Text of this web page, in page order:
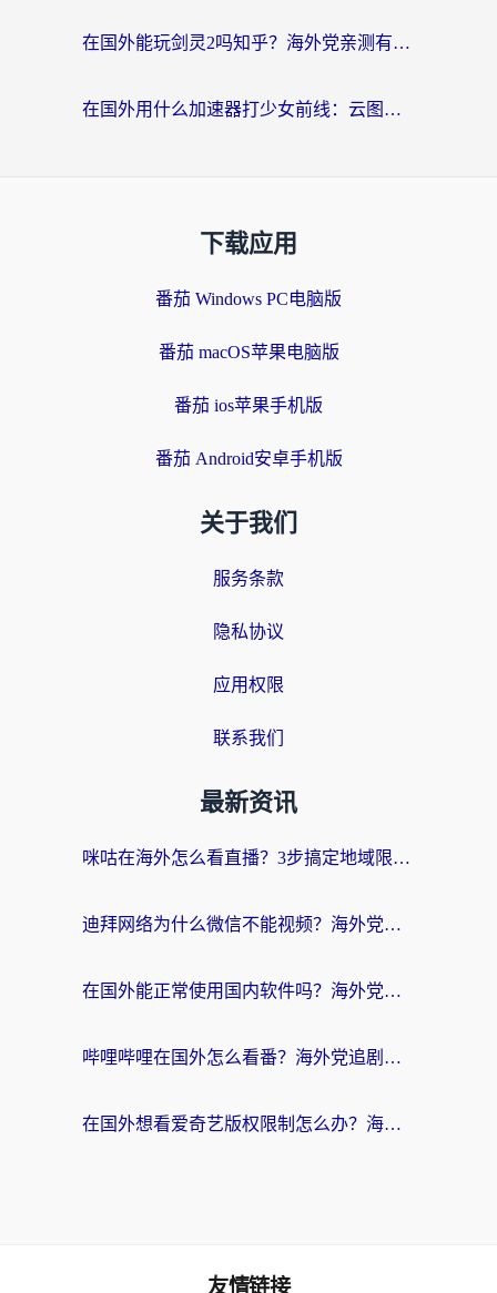
在国外能玩剑灵2吗知乎？海外党亲测有效的国服游戏加速指南
在国外用什么加速器打少女前线：云图计划不卡？一个老玩家的掏心分享
下载应用
番茄 Windows PC电脑版
番茄 macOS苹果电脑版
番茄 ios苹果手机版
番茄 Android安卓手机版
关于我们
服务条款
隐私协议
应用权限
联系我们
最新资讯
咪咕在海外怎么看直播？3步搞定地域限制，还能畅看腾讯视频与国内热剧
迪拜网络为什么微信不能视频？海外党必看的回国加速全攻略
在国外能正常使用国内软件吗？海外党亲测有效的无缝访问指南
哔哩哔哩在国外怎么看番？海外党追剧看片的终极解决方案
在国外想看爱奇艺版权限制怎么办？海外华人必看的追剧自由指南
友情链接